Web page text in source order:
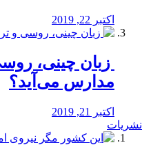
اکتبر 22, 2019
زبان چینی،
مدارس می‌آید؟
اکتبر 21, 2019
نشریات